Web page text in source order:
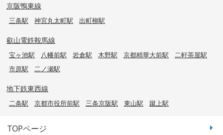
京阪鴨東線
三条駅 神宮丸太町駅 出町柳駅
叡山電鉄鞍馬線
宝ヶ池駅 八幡前駅 岩倉駅 木野駅 京都精華大前駅
二軒茶屋駅
市原駅
二ノ瀬駅
地下鉄東西線
二条駅 京都市役所前駅 三条京阪駅 東山駅 蹴上駅
TOPページ